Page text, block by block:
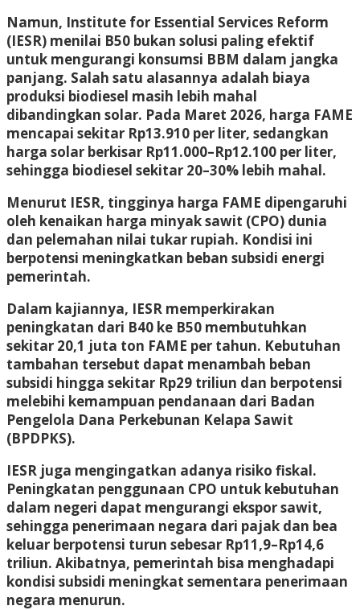
Namun, Institute for Essential Services Reform
(IESR) menilai B50 bukan solusi paling efektif
untuk mengurangi konsumsi BBM dalam jangka
panjang. Salah satu alasannya adalah biaya
produksi biodiesel masih lebih mahal
dibandingkan solar. Pada Maret 2026, harga FAME
mencapai sekitar Rp13.910 per liter, sedangkan
harga solar berkisar Rp11.000–Rp12.100 per liter,
sehingga biodiesel sekitar 20–30% lebih mahal.
Menurut IESR, tingginya harga FAME dipengaruhi
oleh kenaikan harga minyak sawit (CPO) dunia
dan pelemahan nilai tukar rupiah. Kondisi ini
berpotensi meningkatkan beban subsidi energi
pemerintah.
Dalam kajiannya, IESR memperkirakan
peningkatan dari B40 ke B50 membutuhkan
sekitar 20,1 juta ton FAME per tahun. Kebutuhan
tambahan tersebut dapat menambah beban
subsidi hingga sekitar Rp29 triliun dan berpotensi
melebihi kemampuan pendanaan dari Badan
Pengelola Dana Perkebunan Kelapa Sawit
(BPDPKS).
IESR juga mengingatkan adanya risiko fiskal.
Peningkatan penggunaan CPO untuk kebutuhan
dalam negeri dapat mengurangi ekspor sawit,
sehingga penerimaan negara dari pajak dan bea
keluar berpotensi turun sebesar Rp11,9–Rp14,6
triliun. Akibatnya, pemerintah bisa menghadapi
kondisi subsidi meningkat sementara penerimaan
negara menurun.